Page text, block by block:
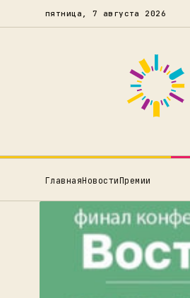
пятница, 7 августа 2026
ГлавнаяНовостиПремии